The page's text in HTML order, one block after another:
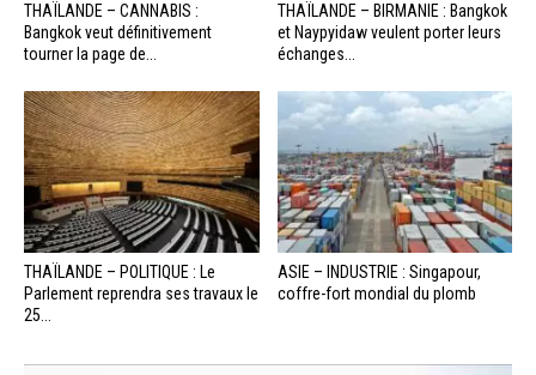
THAÏLANDE – CANNABIS :
Bangkok veut définitivement
tourner la page de...
THAÏLANDE – BIRMANIE : Bangkok
et Naypyidaw veulent porter leurs
échanges...
THAÏLANDE – POLITIQUE : Le
Parlement reprendra ses travaux le
25...
ASIE – INDUSTRIE : Singapour,
coffre-fort mondial du plomb